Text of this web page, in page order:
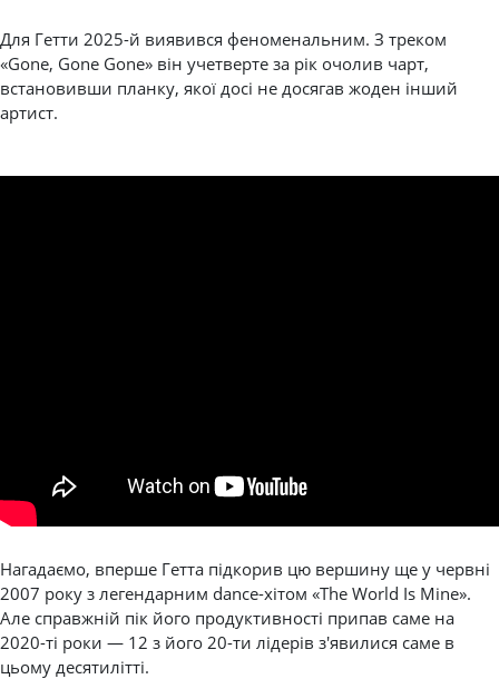
Для Гетти 2025-й виявився феноменальним. З треком
«Gone, Gone Gone» він учетверте за рік очолив чарт,
встановивши планку, якої досі не досягав жоден інший
артист.
Нагадаємо, вперше Гетта підкорив цю вершину ще у червні
2007 року з легендарним dance-хітом «The World Is Mine».
Але справжній пік його продуктивності припав саме на
2020-ті роки — 12 з його 20-ти лідерів з'явилися саме в
цьому десятилітті.